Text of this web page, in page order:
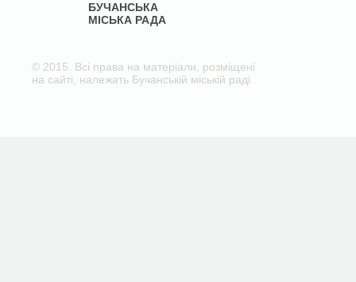
БУЧАНСЬКА
МІСЬКА РАДА
© 2015. Всі права на матеріали, розміщені
на сайті, належать Бучанській міській раді